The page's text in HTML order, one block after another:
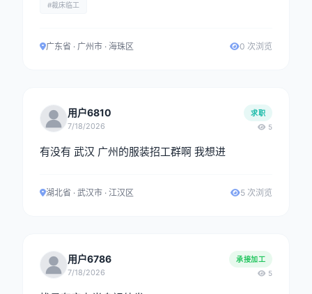
#裁床临工
广东省 · 广州市 · 海珠区 0 次浏览
用户6810
7/18/2026
求职
5
有没有 武汉 广州的服装招工群啊 我想进
湖北省 · 武汉市 · 江汉区 5 次浏览
用户6786
7/18/2026
承接加工
5